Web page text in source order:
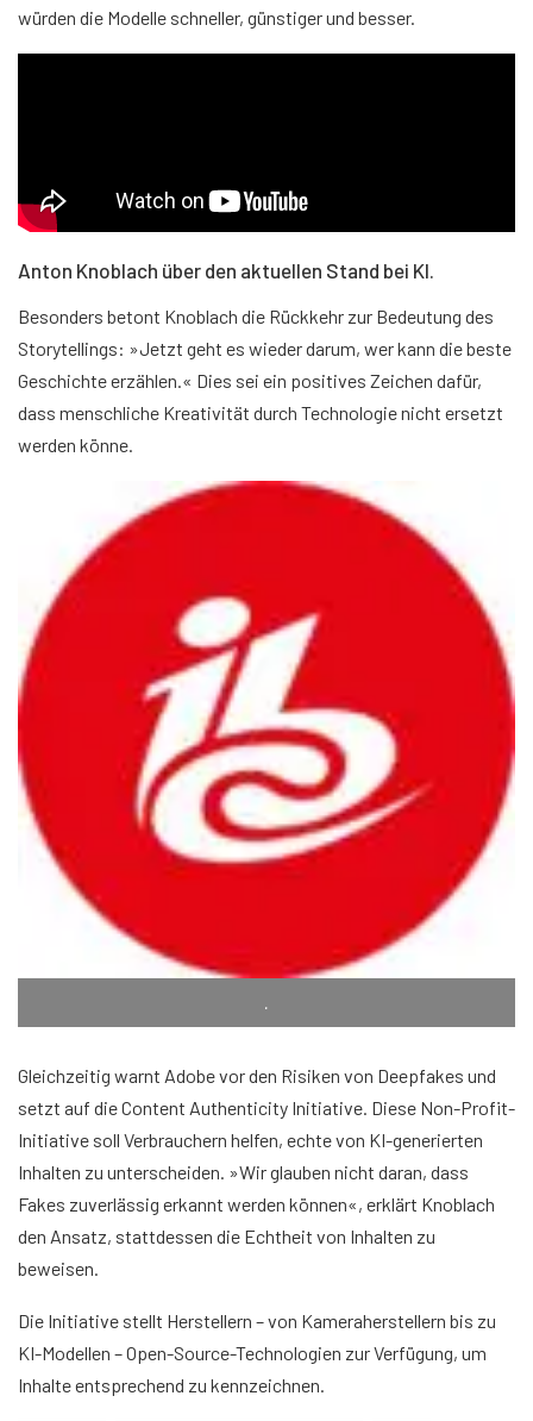
würden die Modelle schneller, günstiger und besser.
Anton Knoblach über den aktuellen Stand bei KI.
Besonders betont Knoblach die Rückkehr zur Bedeutung des
Storytellings: »Jetzt geht es wieder darum, wer kann die beste
Geschichte erzählen.« Dies sei ein positives Zeichen dafür,
dass menschliche Kreativität durch Technologie nicht ersetzt
werden könne.
.
Gleichzeitig warnt Adobe vor den Risiken von Deepfakes und
setzt auf die Content Authenticity Initiative. Diese Non-Profit-
Initiative soll Verbrauchern helfen, echte von KI-generierten
Inhalten zu unterscheiden. »Wir glauben nicht daran, dass
Fakes zuverlässig erkannt werden können«, erklärt Knoblach
den Ansatz, stattdessen die Echtheit von Inhalten zu
beweisen.
Die Initiative stellt Herstellern – von Kameraherstellern bis zu
KI-Modellen – Open-Source-Technologien zur Verfügung, um
Inhalte entsprechend zu kennzeichnen.